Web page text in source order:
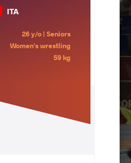
ITA
26 y/o | Seniors
Women's wrestling
59 kg